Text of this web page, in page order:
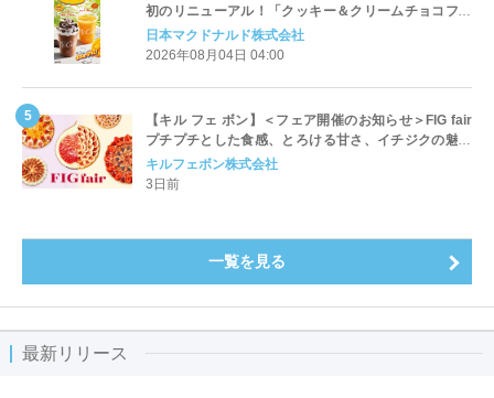
初のリニューアル！「クッキー＆クリームチョコフラ
ッペ」「マンゴースムージー」8月5日（水）から販売
開始
日本マクドナルド株式会社
2026年08月04日 04:00
【キル フェ ボン】＜フェア開催のお知らせ＞FIG fair
プチプチとした食感、とろける甘さ、イチジクの魅力
をたっぷりと。新作を含め、イチジク尽くしの全4種が
登場8月20日（木）スタート
キルフェボン株式会社
3日前
一覧を見る
最新リリース